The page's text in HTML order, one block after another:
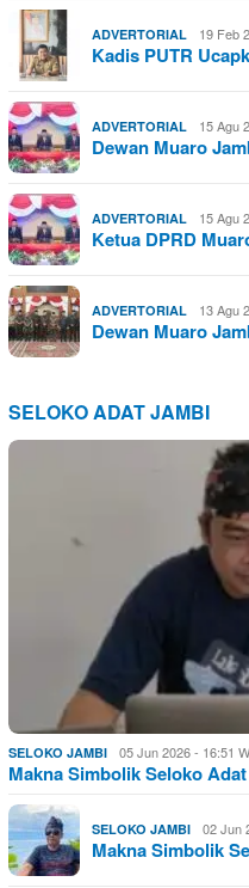
ADVERTORIAL 19 Feb
Kadis PUTR
ADVERTORIAL 15 Agu
Dewan Muaro
ADVERTORIAL 15 Agu
Ketua DPRD
ADVERTORIAL 13 Agu
Dewan Muaro
SELOKO ADAT JAMBI
SELOKO JAMBI 05 Jun 2026 - 16:51
Makna Simbolik Seloko
SELOKO JAMBI 02 Jun
Makna Simbolik